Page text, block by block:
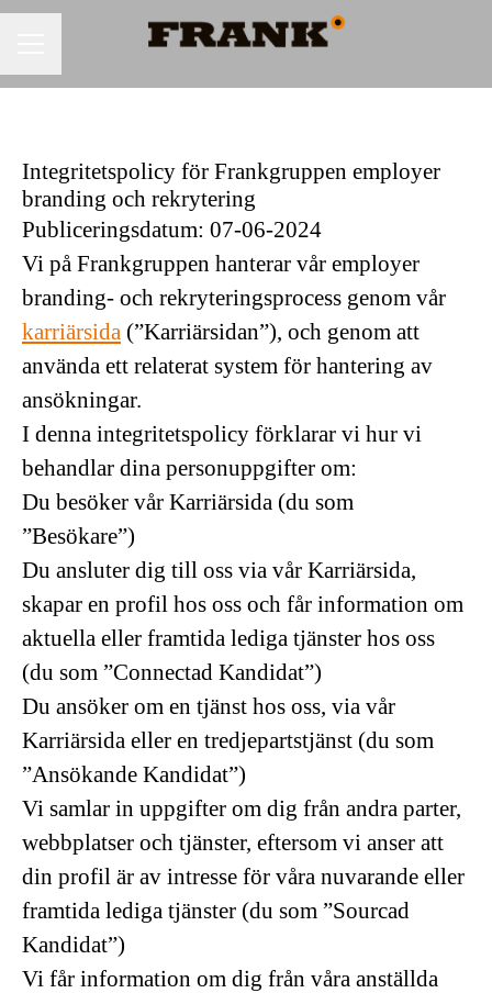
Integritetspolicy för Frankgruppen employer
branding och rekrytering
Publiceringsdatum: 07-06-2024
Vi på Frankgruppen hanterar vår employer
branding- och rekryteringsprocess genom vår
karriärsida (”Karriärsidan”), och genom att
använda ett relaterat system för hantering av
ansökningar.
I denna integritetspolicy förklarar vi hur vi
behandlar dina personuppgifter om:
Du besöker vår Karriärsida (du som
”Besökare”)
Du ansluter dig till oss via vår Karriärsida,
skapar en profil hos oss och får information om
aktuella eller framtida lediga tjänster hos oss
(du som ”Connectad Kandidat”)
Du ansöker om en tjänst hos oss, via vår
Karriärsida eller en tredjepartstjänst (du som
”Ansökande Kandidat”)
Vi samlar in uppgifter om dig från andra parter,
webbplatser och tjänster, eftersom vi anser att
din profil är av intresse för våra nuvarande eller
framtida lediga tjänster (du som ”Sourcad
Kandidat”)
Vi får information om dig från våra anställda